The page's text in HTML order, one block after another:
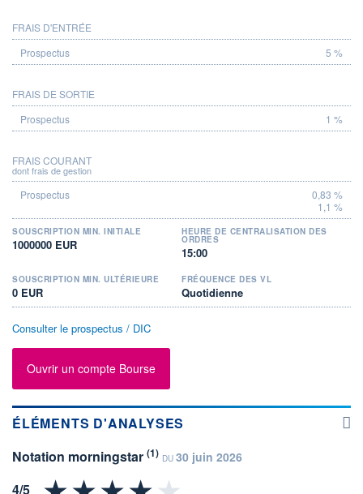
PROSPECTUS
FRAIS D'ENTRÉE
5 %
FRAIS DE SORTIE
1 %
FRAIS COURANT
dont frais de gestion
0,83 %
1,1 %
SOUSCRIPTION MIN. INITIALE
1000000 EUR
HEURE DE CENTRALISATION DES
ORDRES
15:00
SOUSCRIPTION MIN. ULTÉRIEURE
0 EUR
FRÉQUENCE DES VL
Quotidienne
Consulter le prospectus / DIC
Ouvrir un compte Bourse
ÉLÉMENTS D'ANALYSES
Notation morningstar (1) DU 30 juin 2026